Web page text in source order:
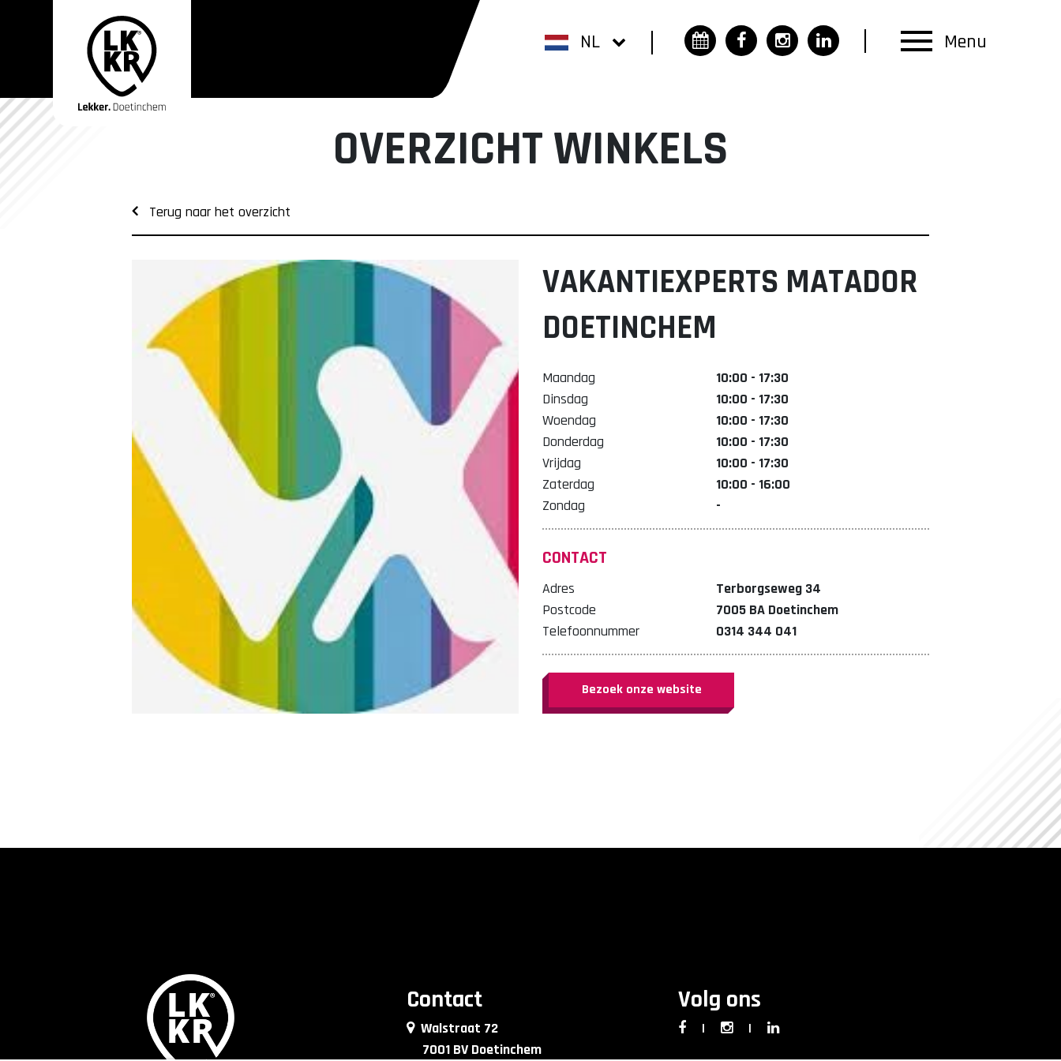
NL Menu
OVERZICHT WINKELS
Terug naar het overzicht
VAKANTIEXPERTS MATADOR
DOETINCHEM
Maandag
10:00 - 17:30
Dinsdag
10:00 - 17:30
Woendag
10:00 - 17:30
Donderdag
10:00 - 17:30
Vrijdag
10:00 - 17:30
Zaterdag
10:00 - 16:00
Zondag
-
CONTACT
Adres
Terborgseweg 34
Postcode
7005 BA Doetinchem
Telefoonnummer
0314 344 041
Bezoek onze website
Contact
Walstraat 72
7001 BV Doetinchem
Volg ons
| |